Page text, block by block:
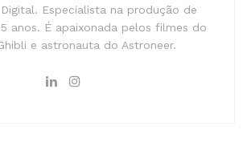
Especialista na produção de
anos. É apaixonada pelos filmes do
e astronauta do Astroneer.